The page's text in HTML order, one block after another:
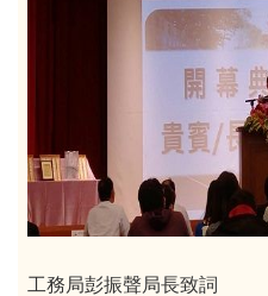
工務局彭振聲局長致詞